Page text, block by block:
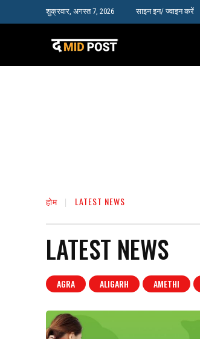
शुक्रवार, अगस्त 7, 2026 साइन इन/ ज्वाइन करें
होम LATEST NEWS
LATEST NEWS
AGRA ALIGARH AMETHI